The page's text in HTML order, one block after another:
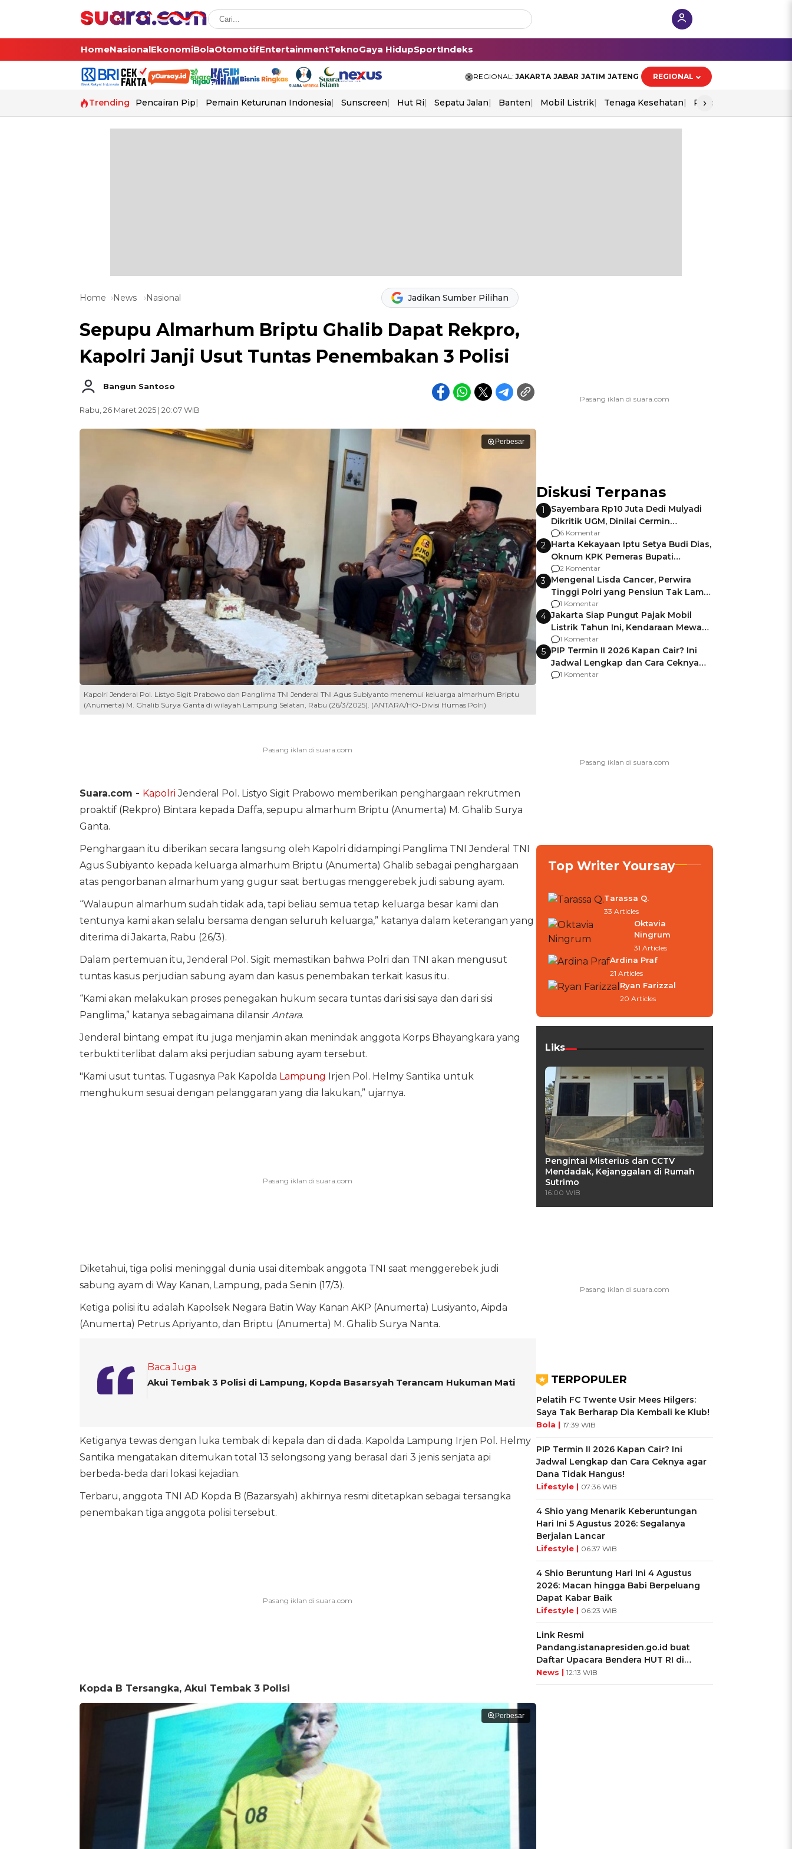
HomeNasionalEkonomiBolaOtomotifEntertainmentTeknoGaya HidupSportIndeks
REGIONAL: JAKARTA JABAR JATIM JATENG REGIONAL
Trending Pencairan Pip Pemain Keturunan Indonesia Sunscreen Hut Ri Sepatu Jalan Banten Mobil Listrik Tenaga Kesehatan Piala Aff 2026
›
Home News Nasional Jadikan Sumber Pilihan
Sepupu Almarhum Briptu Ghalib Dapat Rekpro,
Kapolri Janji Usut Tuntas Penembakan 3 Polisi
Bangun Santoso
Rabu, 26 Maret 2025 | 20:07 WIB
Perbesar
Kapolri Jenderal Pol. Listyo Sigit Prabowo dan Panglima TNI Jenderal TNI Agus Subiyanto menemui keluarga almarhum Briptu
(Anumerta) M. Ghalib Surya Ganta di wilayah Lampung Selatan, Rabu (26/3/2025). (ANTARA/HO-Divisi Humas Polri)
Suara.com - Kapolri Jenderal Pol. Listyo Sigit Prabowo memberikan penghargaan rekrutmen
proaktif (Rekpro) Bintara kepada Daffa, sepupu almarhum Briptu (Anumerta) M. Ghalib Surya
Ganta.
Penghargaan itu diberikan secara langsung oleh Kapolri didampingi Panglima TNI Jenderal TNI
Agus Subiyanto kepada keluarga almarhum Briptu (Anumerta) Ghalib sebagai penghargaan
atas pengorbanan almarhum yang gugur saat bertugas menggerebek judi sabung ayam.
“Walaupun almarhum sudah tidak ada, tapi beliau semua tetap keluarga besar kami dan
tentunya kami akan selalu bersama dengan seluruh keluarga,” katanya dalam keterangan yang
diterima di Jakarta, Rabu (26/3).
Dalam pertemuan itu, Jenderal Pol. Sigit memastikan bahwa Polri dan TNI akan mengusut
tuntas kasus perjudian sabung ayam dan kasus penembakan terkait kasus itu.
“Kami akan melakukan proses penegakan hukum secara tuntas dari sisi saya dan dari sisi
Panglima,” katanya sebagaimana dilansir Antara.
Jenderal bintang empat itu juga menjamin akan menindak anggota Korps Bhayangkara yang
terbukti terlibat dalam aksi perjudian sabung ayam tersebut.
"Kami usut tuntas. Tugasnya Pak Kapolda Lampung Irjen Pol. Helmy Santika untuk
menghukum sesuai dengan pelanggaran yang dia lakukan,” ujarnya.
Diketahui, tiga polisi meninggal dunia usai ditembak anggota TNI saat menggerebek judi
sabung ayam di Way Kanan, Lampung, pada Senin (17/3).
Ketiga polisi itu adalah Kapolsek Negara Batin Way Kanan AKP (Anumerta) Lusiyanto, Aipda
(Anumerta) Petrus Apriyanto, dan Briptu (Anumerta) M. Ghalib Surya Nanta.
Baca Juga
Akui Tembak 3 Polisi di Lampung, Kopda Basarsyah Terancam Hukuman Mati
Ketiganya tewas dengan luka tembak di kepala dan di dada. Kapolda Lampung Irjen Pol. Helmy
Santika mengatakan ditemukan total 13 selongsong yang berasal dari 3 jenis senjata api
berbeda-beda dari lokasi kejadian.
Terbaru, anggota TNI AD Kopda B (Bazarsyah) akhirnya resmi ditetapkan sebagai tersangka
penembakan tiga anggota polisi tersebut.
Kopda B Tersangka, Akui Tembak 3 Polisi
Perbesar
Diskusi Terpanas
1
Sayembara Rp10 Juta Dedi Mulyadi
Dikritik UGM, Dinilai Cermin
Gagalnya Negara Jamin Keamanan
6 Komentar
2 Harta Kekayaan Iptu Setya Budi Dias,
Oknum KPK Pemeras Bupati
Pemalang
2 Komentar
3 Mengenal Lisda Cancer, Perwira
Tinggi Polri yang Pensiun Tak Lama
Usai Jadi Brigjen
1 Komentar
4 Jakarta Siap Pungut Pajak Mobil
Listrik Tahun Ini, Kendaraan Mewah
Kena hingga 75% PKB
1 Komentar
5 PIP Termin II 2026 Kapan Cair? Ini
Jadwal Lengkap dan Cara Ceknya
agar Dana Tidak Hangus!
1 Komentar
Top Writer Yoursay
Tarassa Q.
33 Articles
Oktavia
Ningrum
31 Articles
Ardina Praf
21 Articles
Ryan Farizzal
20 Articles
Liks
Pengintai Misterius dan CCTV
Mendadak, Kejanggalan di Rumah
Sutrimo
16:00 WIB
TERPOPULER
Pelatih FC Twente Usir Mees Hilgers:
Saya Tak Berharap Dia Kembali ke Klub!
Bola | 17:39 WIB
PIP Termin II 2026 Kapan Cair? Ini
Jadwal Lengkap dan Cara Ceknya agar
Dana Tidak Hangus!
Lifestyle | 07:36 WIB
4 Shio yang Menarik Keberuntungan
Hari Ini 5 Agustus 2026: Segalanya
Berjalan Lancar
Lifestyle | 06:37 WIB
4 Shio Beruntung Hari Ini 4 Agustus
2026: Macan hingga Babi Berpeluang
Dapat Kabar Baik
Lifestyle | 06:23 WIB
Link Resmi
Pandang.istanapresiden.go.id buat
Daftar Upacara Bendera HUT RI di
Istana Negara
News | 12:13 WIB